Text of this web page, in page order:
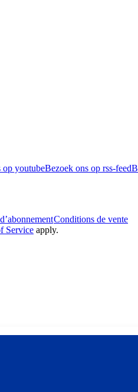
op youtubeBezoek ons op rss-feed
Conditions de vente
Service apply.